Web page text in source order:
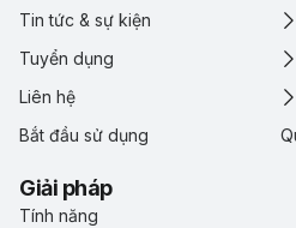
Tin tức & sự kiện
Tuyển dụng
Liên hệ
Bắt đầu sử dụng
Giải pháp
Tính năng